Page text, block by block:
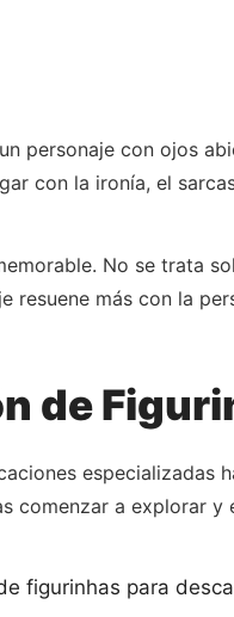
personaje con ojos
con la ironía, el
No se trata
resuene más con la
de
especializadas
comenzar a explorar y
figurinhas para